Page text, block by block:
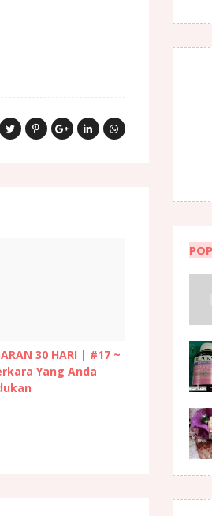
30 HARI | #17 ~
Yang Anda